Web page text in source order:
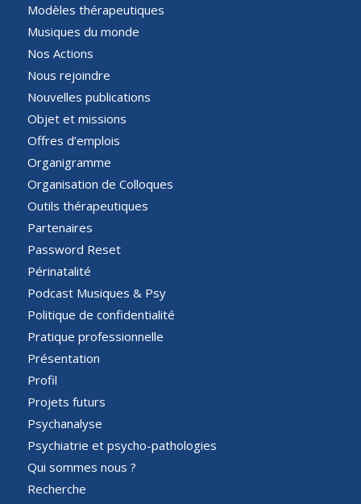
Modèles thérapeutiques
Musiques du monde
Nos Actions
Nous rejoindre
Nouvelles publications
Objet et missions
Offres d’emplois
Organigramme
Organisation de Colloques
Outils thérapeutiques
Partenaires
Password Reset
Périnatalité
Podcast Musiques & Psy
Politique de confidentialité
Pratique professionnelle
Présentation
Profil
Projets futurs
Psychanalyse
Psychiatrie et psycho-pathologies
Qui sommes nous ?
Recherche